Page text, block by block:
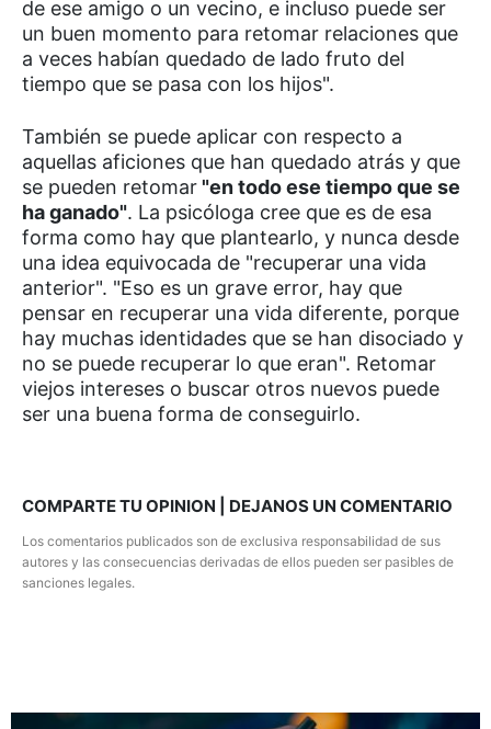
de ese amigo o un vecino, e incluso puede ser
un buen momento para retomar relaciones que
a veces habían quedado de lado fruto del
tiempo que se pasa con los hijos".
También se puede aplicar con respecto a
aquellas aficiones que han quedado atrás y que
se pueden retomar"en todo ese tiempo que se
ha ganado". La psicóloga cree que es de esa
forma como hay que plantearlo, y nunca desde
una idea equivocada de "recuperar una vida
anterior". "Eso es un grave error, hay que
pensar en recuperar una vida diferente, porque
hay muchas identidades que se han disociado y
no se puede recuperar lo que eran". Retomar
viejos intereses o buscar otros nuevos puede
ser una buena forma de conseguirlo.
COMPARTE TU OPINION | DEJANOS UN COMENTARIO
Los comentarios publicados son de exclusiva responsabilidad de sus
autores y las consecuencias derivadas de ellos pueden ser pasibles de
sanciones legales.